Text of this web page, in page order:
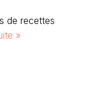
de recettes
»